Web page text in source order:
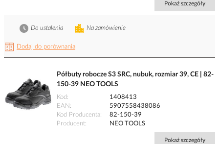
Pokaż szczegóły
Dodaj do porównania
Na zamówienie
Do ustalenia
Półbuty robocze S3 SRC, nubuk, rozmiar 39, CE | 82-
150-39 NEO TOOLS
Kod
1408413
EAN
5907558438086
Kod Producenta
82-150-39
Producent
NEO TOOLS
Pokaż szczegóły